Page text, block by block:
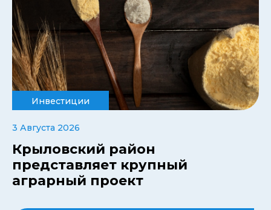
Инвестиции
3 Августа 2026
Крыловский район
представляет крупный
аграрный проект